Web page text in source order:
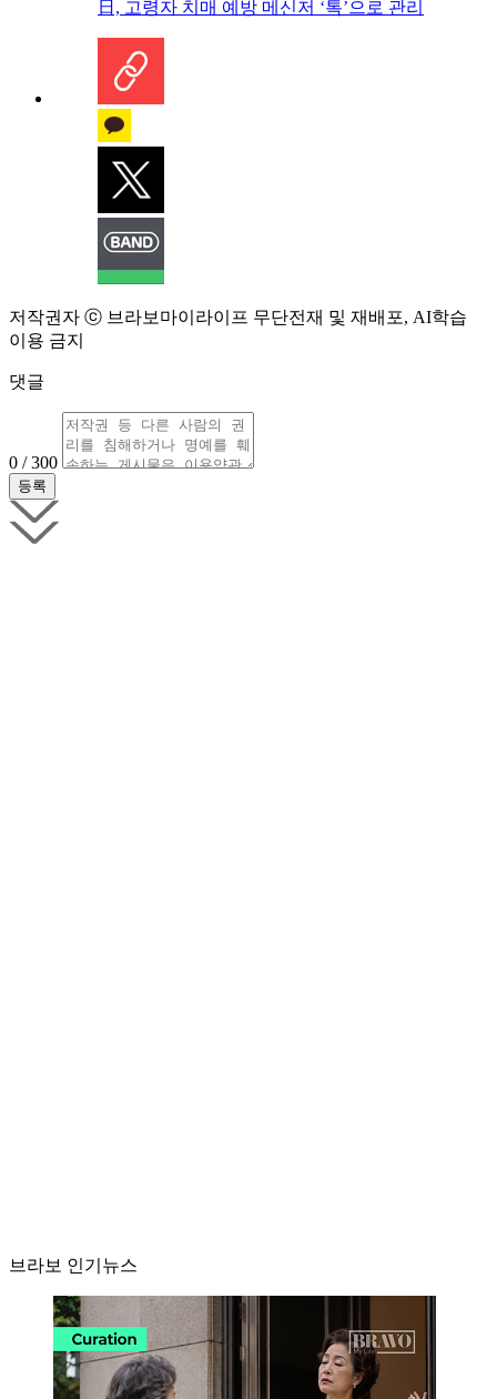
日, 고령자 치매 예방 메신저 ‘톡’으로 관리
저작권자 ⓒ 브라보마이라이프 무단전재 및 재배포, AI학습
이용 금지
댓글
0 / 300
브라보 인기뉴스